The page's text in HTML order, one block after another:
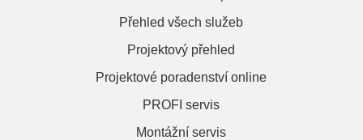
Přehled všech služeb
Projektový přehled
Projektové poradenství online
PROFI servis
Montážní servis